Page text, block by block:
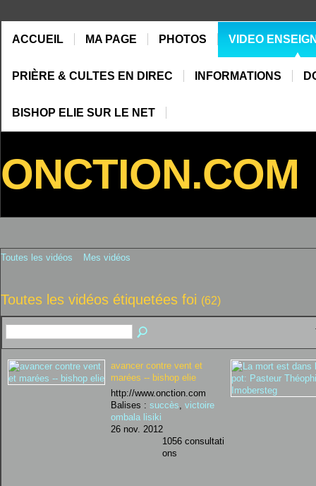
ACCUEIL MA PAGE PHOTOS VIDEO
PRIÈRE & CULTES EN DIREC INFORMATIONS
BISHOP ELIE SUR LE NET
ONCTION.COM
Toutes les vidéos Mes vidéos
Toutes les vidéos étiquetées foi (62)
avancer contre vent et
marées -- bishop elie
http://www.onction.com
Balises : succès, victoire
ombala lisiki
26 nov. 2012
1056 consultati
ons